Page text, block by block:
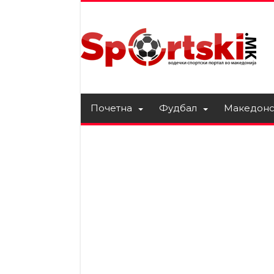
Почетна Фудбал